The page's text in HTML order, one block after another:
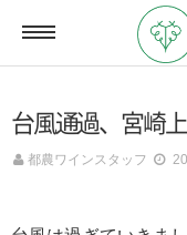
ONLINE SHOP
台風通過、宮崎上
都農ワインスタッフ